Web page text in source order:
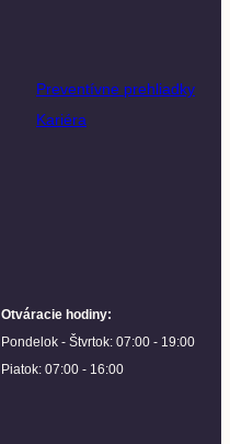
Preventívne prehliadky
Kariéra
Otváracie hodiny:
Pondelok - Štvrtok: 07:00 - 19:00
Piatok: 07:00 - 16:00